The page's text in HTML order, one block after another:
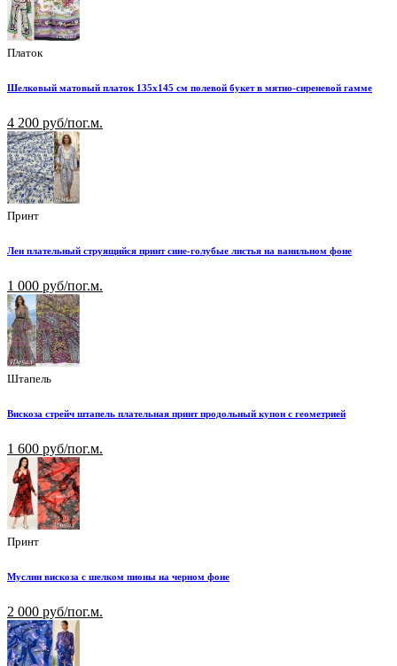
Платок
Шелковый матовый платок 135х145 см полевой букет в мятно-сиреневой гамме
4 200 руб/пог.м.
Принт
Лен плательный струящийся принт сине-голубые листья на ванильном фоне
1 000 руб/пог.м.
Штапель
Вискоза стрейч штапель плательная принт продольный купон с геометрией
1 600 руб/пог.м.
Принт
Муслин вискоза с шелком пионы на черном фоне
2 000 руб/пог.м.